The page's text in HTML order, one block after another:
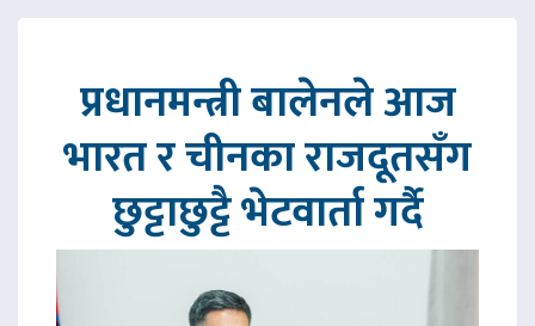
प्रधानमन्त्री बालेनले आज
भारत र चीनका राजदूतसँग
छुट्टाछुट्टै भेटवार्ता गर्दै